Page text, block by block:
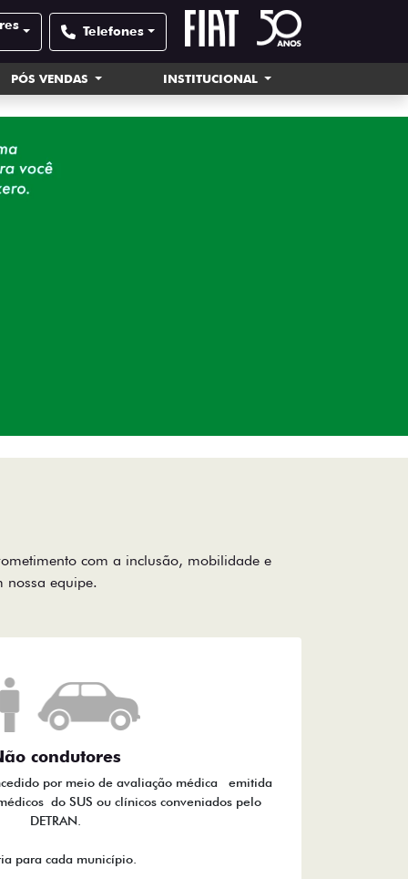
Telefones
PÓS VENDAS INSTITUCIONAL
com a inclusão, mobilidade e
nossa equipe.
condutores
por meio de avaliação médica emitida
do SUS ou clínicos conveniados pelo
DETRAN.
para cada município.